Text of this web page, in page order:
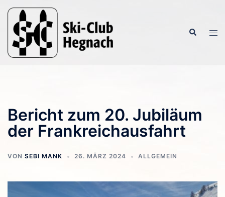
Zum
Inhalt
springen
Suche
Bericht zum 20. Jubiläum
der Frankreichausfahrt
VON SEBI MANK 26. MÄRZ 2024 ALLGEMEIN